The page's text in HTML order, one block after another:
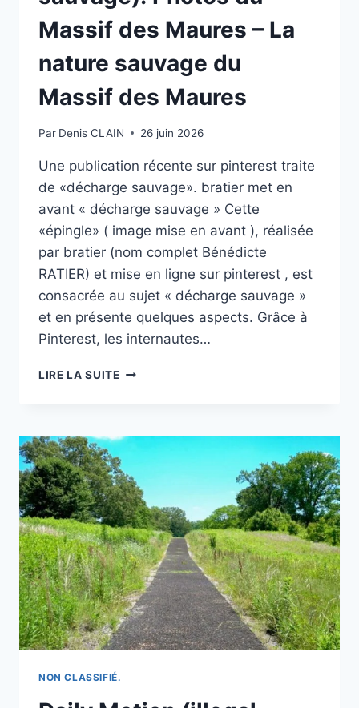
Massif des Maures – La
nature sauvage du
Massif des Maures
Par Denis CLAIN 26 juin 2026
Une publication récente sur pinterest traite
de «décharge sauvage». bratier met en
avant « décharge sauvage » Cette
«épingle» ( image mise en avant ), réalisée
par bratier (nom complet Bénédicte
RATIER) et mise en ligne sur pinterest , est
consacrée au sujet « décharge sauvage »
et en présente quelques aspects. Grâce à
Pinterest, les internautes…
LIRE LA SUITEPINTEREST
DU
MASSIF
DES
MAURES
–
LA
NATURE
SAUVAGE
DU
MASSIF
DES
MAURES
NON CLASSIFIÉ.